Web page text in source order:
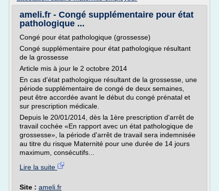
ameli.fr - Congé supplémentaire pour état
pathologique ...
Congé pour état pathologique (grossesse)
Congé supplémentaire pour état pathologique résultant
de la grossesse
Article mis à jour le 2 octobre 2014
En cas d'état pathologique résultant de la grossesse, une
période supplémentaire de congé de deux semaines,
peut être accordée avant le début du congé prénatal et
sur prescription médicale.
Depuis le 20/01/2014, dès la 1ère prescription d'arrêt de
travail cochée «En rapport avec un état pathologique de
grossesse», la période d'arrêt de travail sera indemnisée
au titre du risque Maternité pour une durée de 14 jours
maximum, consécutifs...
Lire la suite
Site : ameli.fr